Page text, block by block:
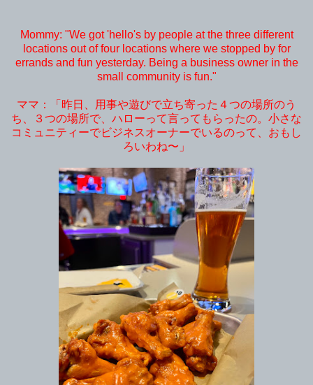
Mommy: "We got 'hello's by people at the three different
locations out of four locations where we stopped by for
errands and fun yesterday. Being a business owner in the
small community is fun."
ママ：「昨日、用事や遊びで立ち寄った４つの場所のう
ち、３つの場所で、ハローって言ってもらったの。小さな
コミュニティーでビジネスオーナーでいるのって、おもし
ろいわね〜」